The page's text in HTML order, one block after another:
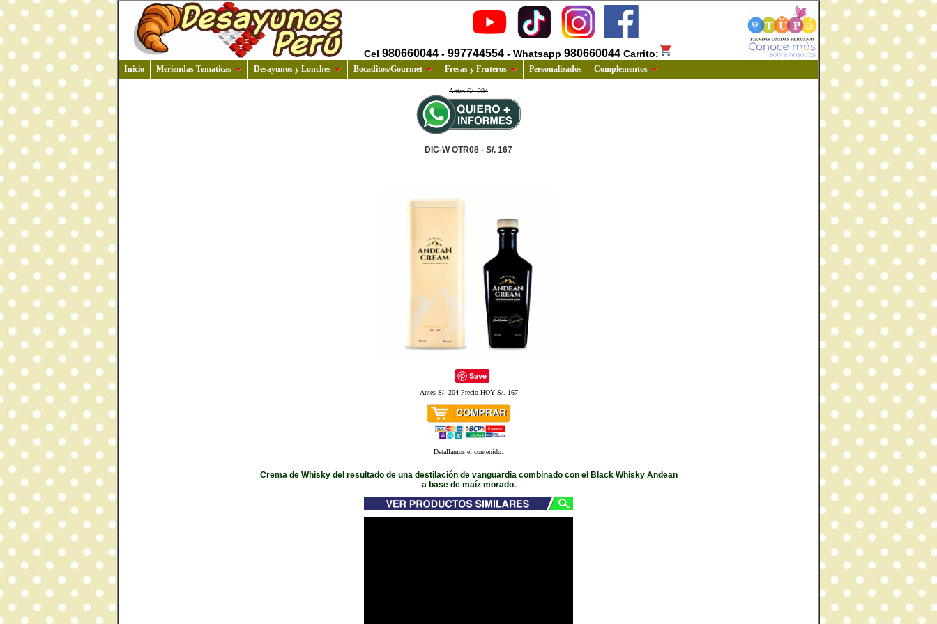
Cel 980660044 - 997744554 - Whatsapp 980660044 Carrito:
Inicio Meriendas Tematicas Desayunos y Lonches Bocaditos/Gourmet Fresas y Fruteros Personalizados Complementos
Antes S/. 204
DIC-W OTR08 - S/. 167
Save
AntesS/. 204Precio HOY S/. 167
Detallamos el contenido:
Crema de Whisky del resultado de una destilación de vanguardia combinado con el Black Whisky Andean
a base de maíz morado.